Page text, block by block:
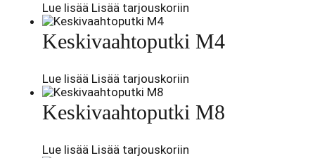
Lue lisää Lisää tarjouskoriin
Keskivaahtoputki M4
Lue lisää Lisää tarjouskoriin
Keskivaahtoputki M8
Lue lisää Lisää tarjouskoriin